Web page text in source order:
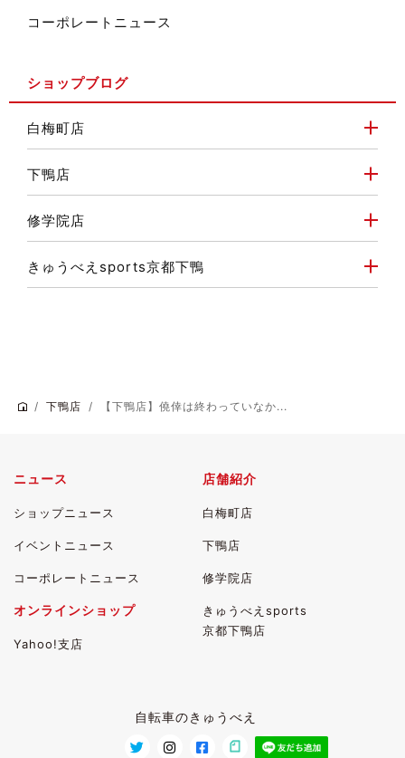
コーポレートニュース
ショップブログ
白梅町店
下鴨店
修学院店
きゅうべえsports京都下鴨
下鴨店 【下鴨店】僥倖は終わっていなか...
ニュース
ショップニュース
イベントニュース
コーポレートニュース
店舗紹介
白梅町店
下鴨店
修学院店
きゅうべえsports
京都下鴨店
オンラインショップ
Yahoo!支店
自転車のきゅうべえ